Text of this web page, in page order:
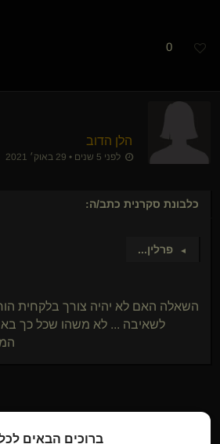
0
הלן הדוב
לפני 5 שנים • 29 באוק׳ 2021
כלבונת סקרנית כתב/ה:
► פרלין...
השאלה האם לא יהיה צורך בלקחית
לשאיבה ... לא משהו שכל כך
אני מבינה ואני איתך באותה הסירה... סוג
גבר. התייעצתי עם חברה שהיא אימוש
ברוכים הבאים